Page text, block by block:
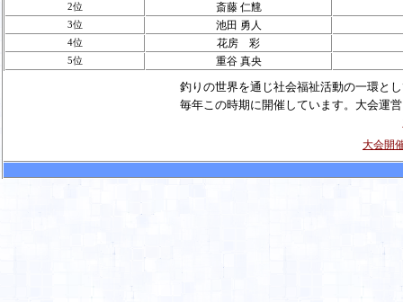
2位 斎藤 仁韑
3位 池田 勇人
4位 花房 彩
5位 重谷 真央
釣りの世界を通じ社会福祉活動の一環と
毎年この時期に開催しています。大会運
大会開